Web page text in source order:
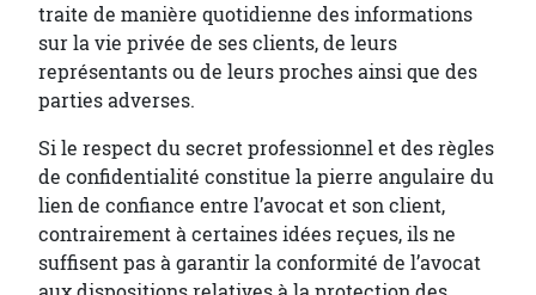
traite de manière quotidienne des informations
sur la vie privée de ses clients, de leurs
représentants ou de leurs proches ainsi que des
parties adverses.
Si le respect du secret professionnel et des règles
de confidentialité constitue la pierre angulaire du
lien de confiance entre l’avocat et son client,
contrairement à certaines idées reçues, ils ne
suffisent pas à garantir la conformité de l’avocat